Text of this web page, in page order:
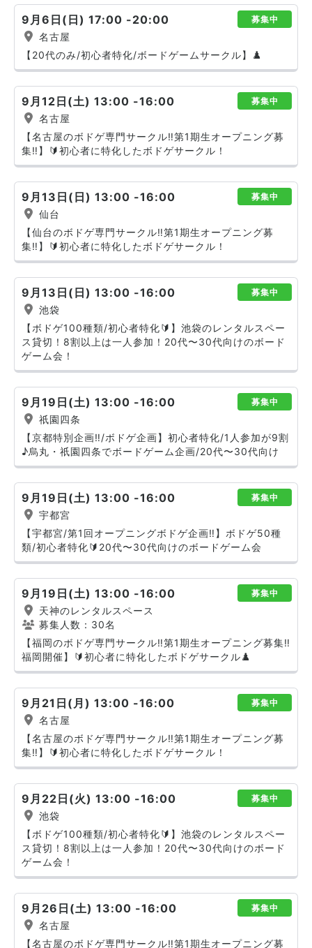
9月6日(日) 17:00 -20:00 募集中
名古屋
【20代のみ/初心者特化/ボードゲームサークル】♟️
9月12日(土) 13:00 -16:00 募集中
名古屋
【名古屋のボドゲ専門サークル‼️第1期生オープニング募
集‼️】🔰初心者に特化したボドゲサークル！
9月13日(日) 13:00 -16:00 募集中
仙台
【仙台のボドゲ専門サークル‼️第1期生オープニング募
集‼️】🔰初心者に特化したボドゲサークル！
9月13日(日) 13:00 -16:00 募集中
池袋
【ボドゲ100種類/初心者特化🔰】池袋のレンタルスペー
ス貸切！8割以上は一人参加！20代〜30代向けのボード
ゲーム会！
9月19日(土) 13:00 -16:00 募集中
祇園四条
【京都特別企画‼️/ボドゲ企画】初心者特化/1人参加が9割
♪烏丸・祇園四条でボードゲーム企画/20代〜30代向け
9月19日(土) 13:00 -16:00 募集中
宇都宮
【宇都宮/第1回オープニングボドゲ企画‼️】ボドゲ50種
類/初心者特化🔰20代〜30代向けのボードゲーム会
9月19日(土) 13:00 -16:00 募集中
天神のレンタルスペース
募集人数：30名
【福岡のボドゲ専門サークル‼️第1期生オープニング募集‼️
福岡開催】🔰初心者に特化したボドゲサークル♟️
9月21日(月) 13:00 -16:00 募集中
名古屋
【名古屋のボドゲ専門サークル‼️第1期生オープニング募
集‼️】🔰初心者に特化したボドゲサークル！
9月22日(火) 13:00 -16:00 募集中
池袋
【ボドゲ100種類/初心者特化🔰】池袋のレンタルスペー
ス貸切！8割以上は一人参加！20代〜30代向けのボード
ゲーム会！
9月26日(土) 13:00 -16:00 募集中
名古屋
【名古屋のボドゲ専門サークル‼️第1期生オープニング募